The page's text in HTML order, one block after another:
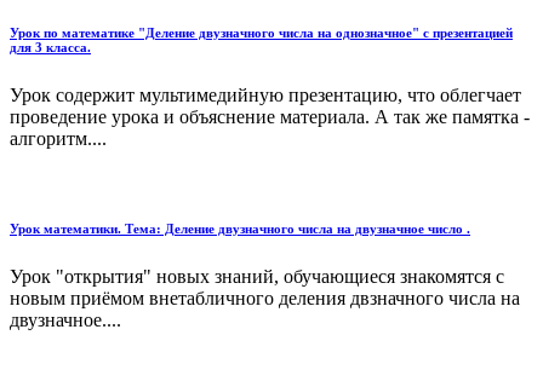
Урок по математике "Деление двузначного числа на однозначное" с презентацией
для 3 класса.
Урок содержит мультимедийную презентацию, что облегчает
проведение урока и объяснение материала. А так же памятка -
алгоритм....
Урок математики. Тема: Деление двузначного числа на двузначное число .
Урок "открытия" новых знаний, обучающиеся знакомятся с
новым приёмом внетабличного деления двзначного числа на
двузначное....